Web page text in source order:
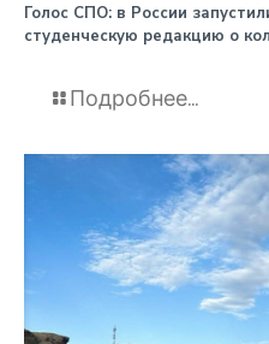
️Голос СПО: в России
студенческую редакцию о
Подробнее...